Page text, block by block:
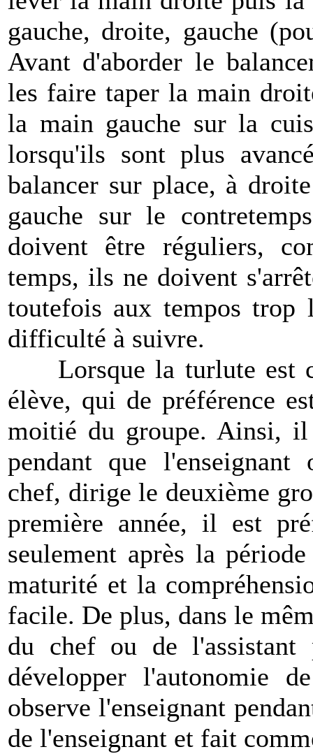
gauche, droite, gauche
Avant d'aborder le
les faire taper la main
la main gauche sur la
lorsqu'ils sont plus
balancer sur place, à
gauche sur le
doivent être réguliers,
temps, ils ne doivent
toutefois aux tempos trop
difficulté à suivre.
Lorsque la turlute est
élève, qui de préférence
moitié du groupe. Ainsi, il
pendant que l'enseignant
chef, dirige le deuxième
première année, il est
seulement après la
maturité et la
facile. De plus, dans le
du chef ou de l'assistant
développer l'autonomie
observe l'enseignant
de l'enseignant et fait